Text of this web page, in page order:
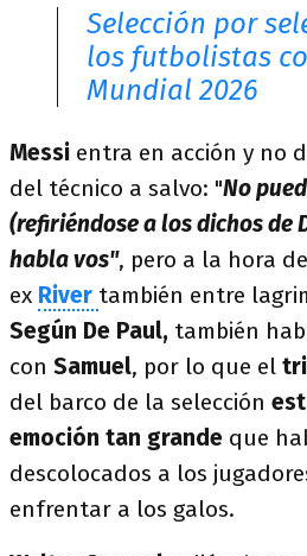
Selección por
los futbolistas
Mundial 2026
Messi entra en acción y no
del técnico a salvo: "No
(refiriéndose a los dichos de
habla vos", pero a la hora
ex River también entre
Según De Paul, también
con Samuel, por lo que el
del barco de la selección
emoción tan grande que
descolocados a los
enfrentar a los galos.